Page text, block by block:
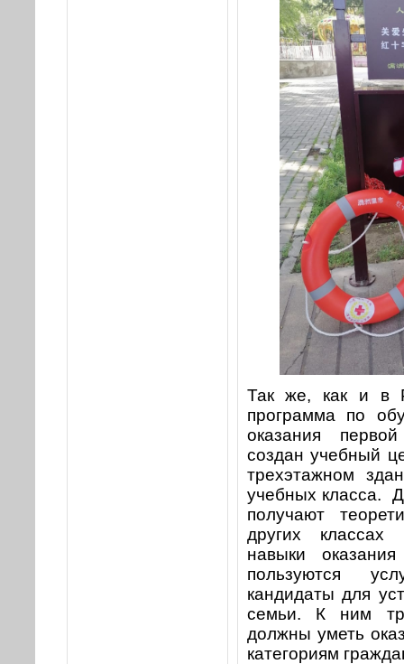
Так же, как и в
программа по
оказания
создан учебный
трехэтажном
учебных класса.
получают
других классах
навыки
пользуются
кандидаты для
семьи. К ним
должны уметь
категориям